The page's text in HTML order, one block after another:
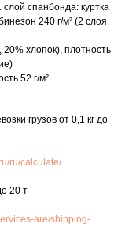
спанбонда: куртка
240 г/м² (2 слоя
хлопок), плотность
52 г/м²
грузов от 0,1 кг до
ru/calculate/
20 т
are/shipping-